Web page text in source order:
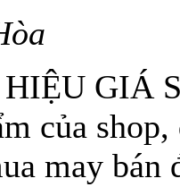
GIÁ
của
may bán